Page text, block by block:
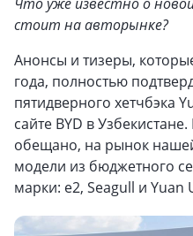
стоит на авторынке?
Анонсы и тизеры,
года, полностью
пятидверного хетчбэка
сайте BYD в
обещано, на рынок
модели из бюджетного
марки: e2, Seagull и Yuan